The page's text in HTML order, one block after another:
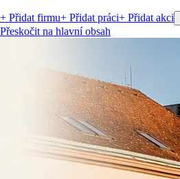
+ Přidat firmu+ Přidat práci+ Přidat akci
Přeskočit na hlavní obsah